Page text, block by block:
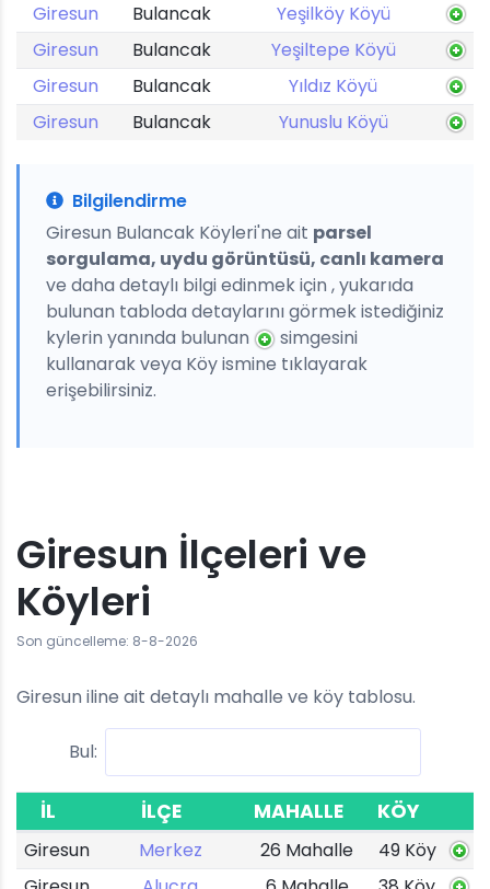
Giresun
Bulancak
Yeşilköy Köyü
Giresun
Bulancak
Yeşiltepe Köyü
Giresun
Bulancak
Yıldız Köyü
Giresun
Bulancak Yunuslu Köyü
Bilgilendirme
Giresun Bulancak Köyleri'ne ait parsel
sorgulama, uydu görüntüsü, canlı kamera
ve daha detaylı bilgi edinmek için , yukarıda
bulunan tabloda detaylarını görmek istediğiniz
kylerin yanında bulunan
simgesini
kullanarak veya Köy ismine tıklayarak
erişebilirsiniz.
Giresun İlçeleri ve
Köyleri
Son güncelleme: 8-8-2026
Giresun iline ait detaylı mahalle ve köy tablosu.
Bul:
İL İLÇE MAHALLE KÖY
Giresun Merkez 26 Mahalle
49 Köy